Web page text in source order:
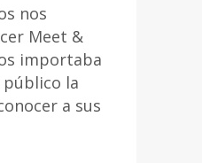
nos
Meet &
importaba
la
a sus